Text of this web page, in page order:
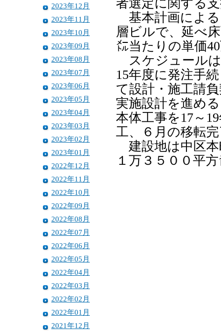
2023年12月
2023年11月
2023年10月
2023年09月
2023年08月
2023年07月
2023年06月
2023年05月
2023年04月
2023年03月
2023年02月
2023年01月
2022年12月
2022年11月
2022年10月
2022年09月
2022年08月
2022年07月
2022年06月
2022年05月
2022年04月
2022年03月
2022年02月
2022年01月
2021年12月
者選定に関する
基本計画による
層ビルで、延べ
㍍当たりの単価
スケジュールは
15年度に発注手
て設計・施工請
実施設計を進め
本体工事を17～
工、６月の移転
建設地は中区本
１万３５００平